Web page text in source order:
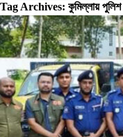
Tag Archives: কুমিল্লায় পুলিশ